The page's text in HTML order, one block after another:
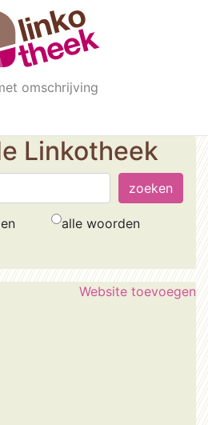
omschrijving
Linkotheek
alle woorden
Website toevoegen